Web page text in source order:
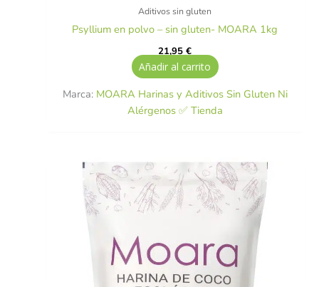
Aditivos sin gluten
Psyllium en polvo – sin gluten- MOARA 1kg
21,95€
Añadir al carrito
Marca: MOARA Harinas y Aditivos Sin Gluten Ni
Alérgenos ✅ Tienda